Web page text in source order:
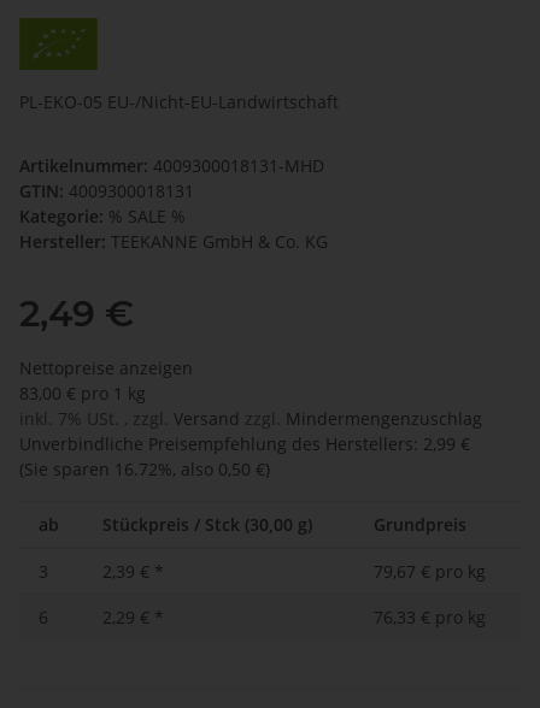
PL-EKO-05 EU-/Nicht-EU-Landwirtschaft
Artikelnummer: 4009300018131-MHD
GTIN: 4009300018131
Kategorie: % SALE %
Hersteller: TEEKANNE GmbH & Co. KG
2,49 €
Nettopreise anzeigen
83,00 € pro 1 kg
inkl. 7% USt. , zzgl. Versand zzgl.
Mindermengenzuschlag
Unverbindliche Preisempfehlung des Herstellers: 2,99 €
(Sie sparen 16.72%, also 0,50 €)
ab Stückpreis / Stck (30,00 g) Grundpreis
3 2,39 € *
79,67 € pro kg
6
2,29 € * 76,33 € pro kg